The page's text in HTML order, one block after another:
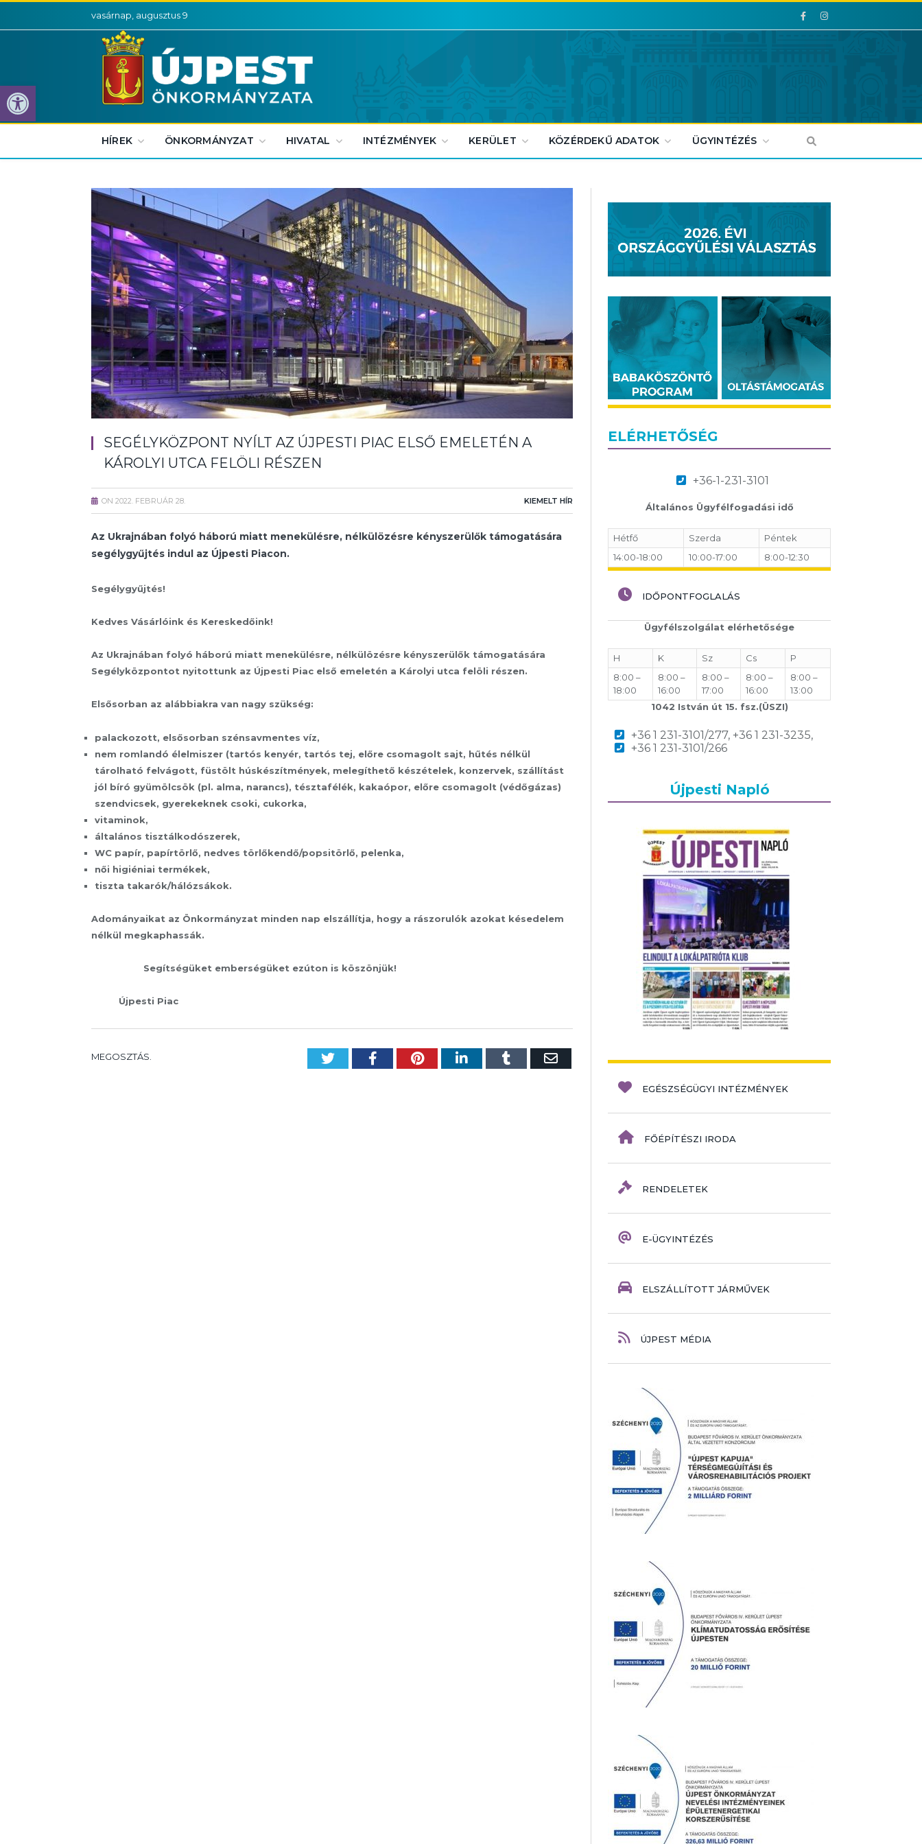
Eszköztár megnyitása
vasárnap, augusztus 9 Facebook
Facebook
HÍREK ÖNKORMÁNYZAT HIVATAL INTÉZMÉNYEK KERÜLET KÖZÉRDEKŰ ADATOK ÜGYINTÉZÉS
SEGÉLYKÖZPONT NYÍLT AZ ÚJPESTI PIAC ELSŐ EMELETÉN A
KÁROLYI UTCA FELÖLI RÉSZEN
ON 2022. FEBRUÁR 28. KIEMELT HÍR
Az Ukrajnában folyó háború miatt menekülésre, nélkülözésre kényszerülők támogatására
segélygyűjtés indul az Újpesti Piacon.
Segélygyűjtés!
Kedves Vásárlóink és Kereskedőink!
Az Ukrajnában folyó háború miatt menekülésre, nélkülözésre kényszerülők támogatására
Segélyközpontot nyitottunk az Újpesti Piac első emeletén a Károlyi utca felöli részen.
Elsősorban az alábbiakra van nagy szükség:
palackozott, elsősorban szénsavmentes víz,
nem romlandó élelmiszer (tartós kenyér, tartós tej, előre csomagolt sajt, hűtés nélkül
tárolható felvágott, füstölt húskészítmények, melegíthető készételek, konzervek, szállítást
jól bíró gyümölcsök (pl. alma, narancs), tésztafélék, kakaópor, előre csomagolt (védőgázas)
szendvicsek, gyerekeknek csoki, cukorka,
vitaminok,
általános tisztálkodószerek,
WC papír, papírtörlő, nedves törlőkendő/popsitörlő, pelenka,
női higiéniai termékek,
tiszta takarók/hálózsákok.
Adományaikat az Önkormányzat minden nap elszállítja, hogy a rászorulók azokat késedelem
nélkül megkaphassák.
Segítségüket emberségüket ezúton is köszönjük!
Újpesti Piac
MEGOSZTÁS. TwitterFacebookPinterest
LinkedInTumblrEmail
ELÉRHETŐSÉG
+36-1-231-3101
Általános Ügyfélfogadási idő
Hétfő Szerda
Péntek
14:00-18:00
10:00-17:00 8:00-12:30
IDŐPONTFOGLALÁS
Ügyfélszolgálat elérhetősége
H K Sz Cs
P
8:00 –
18:00
8:00 –
16:00
8:00 –
17:00
8:00 –
16:00
8:00 –
13:00
1042 István út 15. fsz.(ÜSZI)
+36 1 231-3101/277, +36 1 231-3235,
+36 1 231-3101/266
Újpesti Napló
EGÉSZSÉGÜGYI INTÉZMÉNYEK
FŐÉPÍTÉSZI IRODA
RENDELETEK
E-ÜGYINTÉZÉS
ELSZÁLLÍTOTT JÁRMŰVEK
ÚJPEST MÉDIA